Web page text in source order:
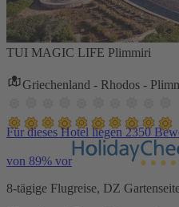
TUI MAGIC LIFE Plimmiri
Griechenland - Rhodos -
Für dieses Hotel liegen 2350
von 89% vor
8-tägige Flugreise, DZ